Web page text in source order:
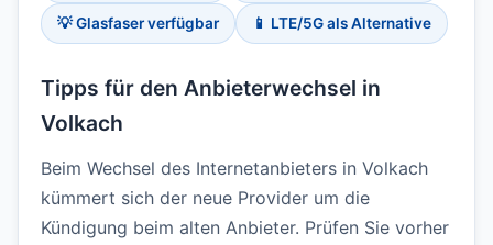
💡 Glasfaser verfügbar 📱 LTE/5G als Alternative
Tipps für den Anbieterwechsel in
Volkach
Beim Wechsel des Internetanbieters in Volkach
kümmert sich der neue Provider um die
Kündigung beim alten Anbieter. Prüfen Sie vorher